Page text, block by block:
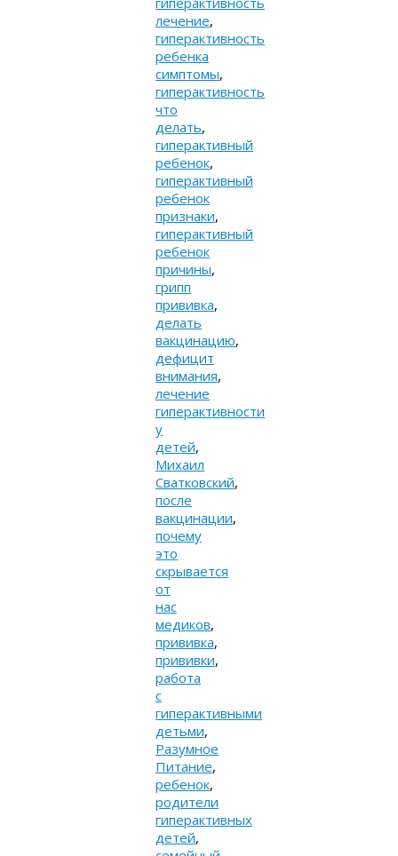
лечение,
гиперактивность
ребенка
симптомы,
гиперактивность
что
делать,
гиперактивный
ребенок,
гиперактивный
ребенок
признаки,
гиперактивный
ребенок
причины,
грипп
прививка,
делать
вакцинацию,
дефицит
внимания,
лечение
гиперактивности
у
детей,
Михаил
Сватковский,
после
вакцинации,
почему
это
скрывается
от
нас
медиков,
прививка,
прививки,
работа
с
гиперактивными
детьми,
Разумное
Питание,
ребенок,
родители
гиперактивных
детей,